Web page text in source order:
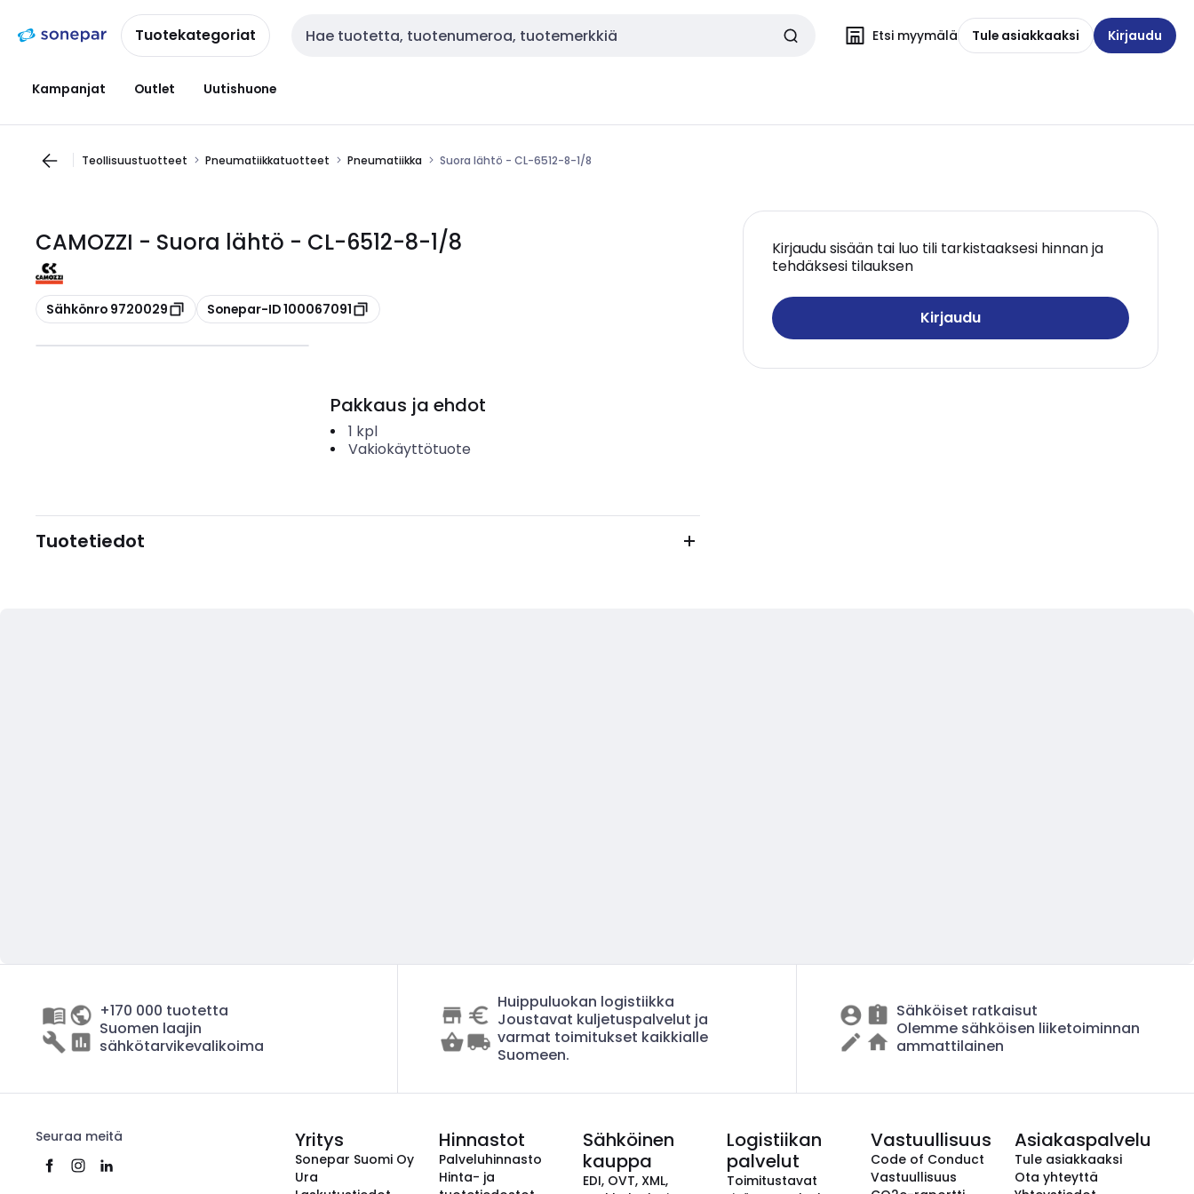
navigointiinsisältöönTuotekategoriat Haku Etsi myymälä Tule asiakkaaksi Kirjaudu
Kampanjat Outlet Uutishuone
Teollisuustuotteet Pneumatiikkatuotteet Pneumatiikka Suora lähtö - CL-6512-8-1/8
CAMOZZI - Suora lähtö - CL-6512-8-1/8
Kopioi
Sähkönro 9720029 Kopioi
Sonepar-ID 100067091
Kirjaudu sisään tai luo tili tarkistaaksesi hinnan ja
tehdäksesi tilauksen
Kirjaudu
Pakkaus ja ehdot
1 kpl
Vakiokäyttötuote
Tuotetiedot
+170 000 tuotetta
Suomen laajin
sähkötarvikevalikoima
Huippuluokan logistiikka
Joustavat kuljetuspalvelut ja
varmat toimitukset kaikkialle
Suomeen.
Sähköiset ratkaisut
Olemme sähköisen liiketoiminnan
ammattilainen
Seuraa meitä Yritys
Sonepar Suomi Oy
Ura
Hinnastot
Palveluhinnasto
Hinta- ja
Sähköinen
kauppa
EDI, OVT, XML,
Logistiikan
palvelut
Toimitustavat
Vastuullisuus
Code of Conduct
Vastuullisuus
Asiakaspalvelu
Tule asiakkaaksi
Ota yhteyttä